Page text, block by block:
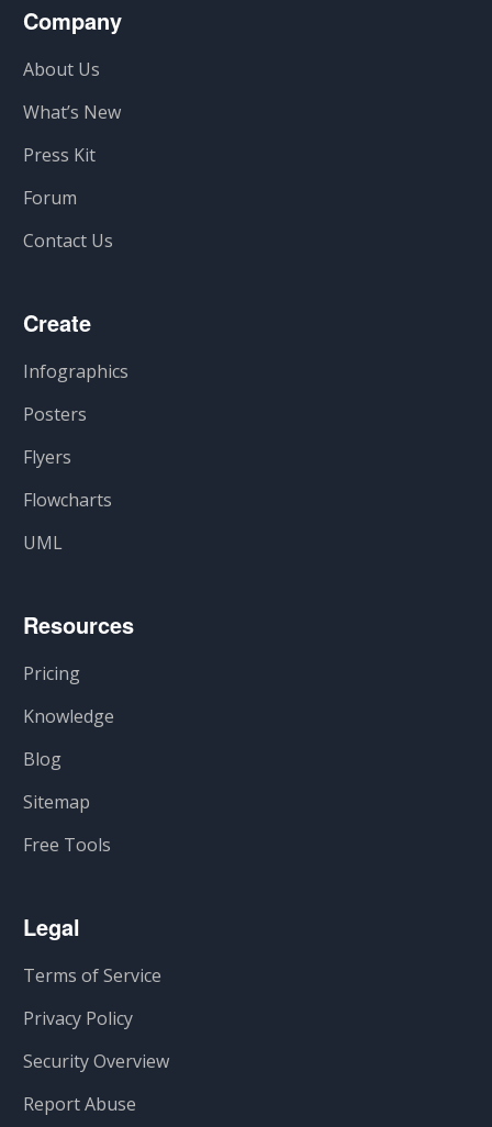
Company
About Us
What’s New
Press Kit
Forum
Contact Us
Create
Infographics
Posters
Flyers
Flowcharts
UML
Resources
Pricing
Knowledge
Blog
Sitemap
Free Tools
Legal
Terms of Service
Privacy Policy
Security Overview
Report Abuse